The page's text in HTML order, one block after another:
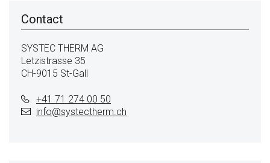
Contact
SYSTEC THERM AG
Letzistrasse 35
CH-9015 St-Gall
+41 71 274 00 50
info@systectherm.ch